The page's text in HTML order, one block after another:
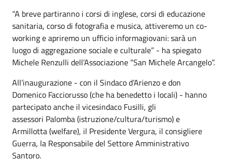
“A breve partiranno i corsi di inglese, corsi di educazione
sanitaria, corso di fotografia e musica, attiveremo un co-
working e apriremo un ufficio informagiovani: sarà un
luogo di aggregazione sociale e culturale” - ha spiegato
Michele Renzulli dell’Associazione “San Michele Arcangelo”.
All’inaugurazione - con il Sindaco d’Arienzo e don
Domenico Facciorusso (che ha benedetto i locali) - hanno
partecipato anche il vicesindaco Fusilli, gli
assessori Palomba (istruzione/cultura/turismo) e
Armillotta (welfare), il Presidente Vergura, il consigliere
Guerra, la Responsabile del Settore Amministrativo
Santoro.